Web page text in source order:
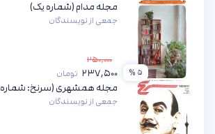
۵ %
مجله مدام (شماره یک)
جمعی از نویسندگان
۲۵۰,۰۰۰
۲۳۷,۵۰۰ تومان
مجله همشهری (سرنخ: شماره 2)
جمعی از نویسندگان